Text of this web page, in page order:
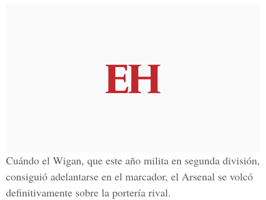
Cuándo el Wigan, que este año milita en segunda división,
consiguió adelantarse en el marcador, el Arsenal se volcó
definitivamente sobre la portería rival.